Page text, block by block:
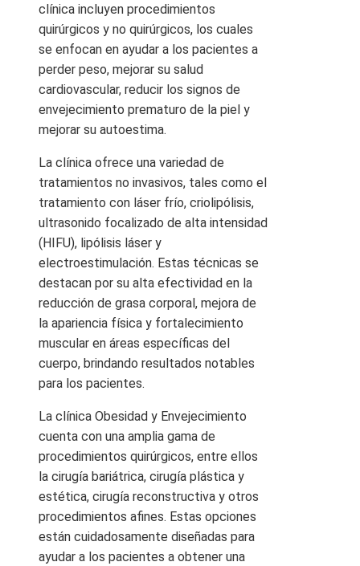
clínica incluyen procedimientos
quirúrgicos y no quirúrgicos, los cuales
se enfocan en ayudar a los pacientes a
perder peso, mejorar su salud
cardiovascular, reducir los signos de
envejecimiento prematuro de la piel y
mejorar su autoestima.
La clínica ofrece una variedad de
tratamientos no invasivos, tales como el
tratamiento con láser frío, criolipólisis,
ultrasonido focalizado de alta intensidad
(HIFU), lipólisis láser y
electroestimulación. Estas técnicas se
destacan por su alta efectividad en la
reducción de grasa corporal, mejora de
la apariencia física y fortalecimiento
muscular en áreas específicas del
cuerpo, brindando resultados notables
para los pacientes.
La clínica Obesidad y Envejecimiento
cuenta con una amplia gama de
procedimientos quirúrgicos, entre ellos
la cirugía bariátrica, cirugía plástica y
estética, cirugía reconstructiva y otros
procedimientos afines. Estas opciones
están cuidadosamente diseñadas para
ayudar a los pacientes a obtener una